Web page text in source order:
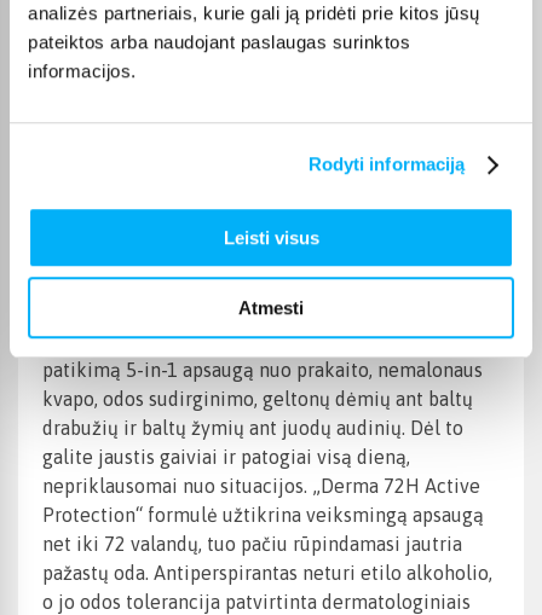
analizės partneriais, kurie gali ją pridėti prie kitos jūsų
pateiktos arba naudojant paslaugas surinktos
informacijos.
Rodyti informaciją
Leisti visus
Atmesti
Gamintojas Nivea
Svoris, Kg
Prekės aprašymas
Fresh“ sukurtas siekiant veiksmingai apsaugoti nuo
prakaito ir nemalonaus kvapo, nesukeliant pavojaus,
kad drabužiai susiteps. Pažangi formulė užtikrina
patikimą 5-in-1 apsaugą nuo prakaito, nemalonaus
kvapo, odos sudirginimo, geltonų dėmių ant baltų
drabužių ir baltų žymių ant juodų audinių. Dėl to
galite jaustis gaiviai ir patogiai visą dieną,
nepriklausomai nuo situacijos. „Derma 72H Active
Protection“ formulė užtikrina veiksmingą apsaugą
net iki 72 valandų, tuo pačiu rūpindamasi jautria
pažastų oda. Antiperspirantas neturi etilo alkoholio,
o jo odos tolerancija patvirtinta dermatologiniais